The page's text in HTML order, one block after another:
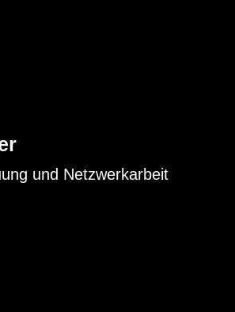
und Netzwerkarbeit